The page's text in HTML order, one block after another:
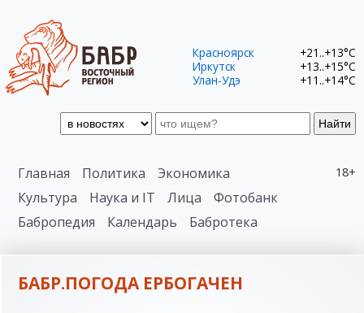
Найти
Красноярск
+21..+13°C
Иркутск
+13..+15°C
Улан-Удэ
+11..+14°C
18+
Главная Политика
Экономика
Культура
Наука и IT Лица
Фотобанк
Бабропедия
Календарь Бабротека
БАБР.ПОГОДА ЕРБОГАЧЕН